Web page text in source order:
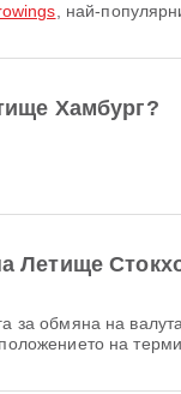
, най-
Хамбург?
Летище
на